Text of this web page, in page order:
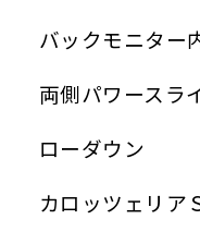
バックモニター
両側パワースラ
ローダウン
カロッツェリア